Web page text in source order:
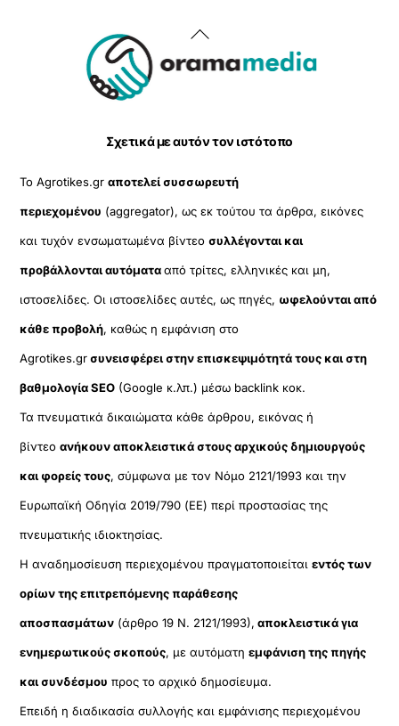
Back
To
Σχετικά με αυτόν τον ιστότοπο
Το Agrotikes.grαποτελεί συσσωρευτή
περιεχομένου (aggregator), ως εκ τούτου τα άρθρα, εικόνες
και τυχόν ενσωματωμένα βίντεοσυλλέγονται και
προβάλλονται αυτόματααπό τρίτες, ελληνικές και μη,
ιστοσελίδες. Οι ιστοσελίδες αυτές, ως πηγές, ωφελούνται από
κάθε προβολή, καθώς η εμφάνιση στο
Agrotikes.grσυνεισφέρει στην επισκεψιμότητά τους και στη
βαθμολογία SEO (Google κ.λπ.) μέσω backlink κοκ.
Τα πνευματικά δικαιώματα κάθε άρθρου, εικόνας ή
βίντεοανήκουν αποκλειστικά στους αρχικούς δημιουργούς
και φορείς τους, σύμφωνα με τον Νόμο 2121/1993 και την
Ευρωπαϊκή Οδηγία 2019/790 (ΕΕ) περί προστασίας της
πνευματικής ιδιοκτησίας.
Η αναδημοσίευση περιεχομένου πραγματοποιείταιεντός των
ορίων της επιτρεπόμενης παράθεσης
αποσπασμάτων (άρθρο 19 Ν. 2121/1993), αποκλειστικά για
ενημερωτικούς σκοπούς, με αυτόματηεμφάνιση της πηγής
και συνδέσμου προς το αρχικό δημοσίευμα.
Επειδή η διαδικασία συλλογής και εμφάνισης περιεχομένου